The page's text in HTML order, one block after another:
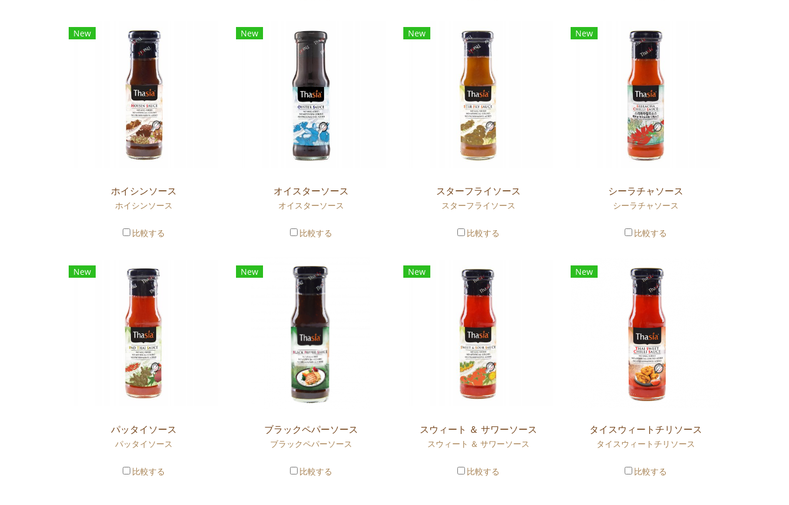
New
ホイシンソース
ホイシンソース
比較する
New
オイスターソース
オイスターソース
比較する
New
スターフライソース
スターフライソース
比較する
New
シーラチャソース
シーラチャソース
比較する
New
パッタイソース
パッタイソース
比較する
New
ブラックペパーソース
ブラックペパーソース
比較する
New
スウィート ＆ サワーソース
スウィート ＆ サワーソース
比較する
New
タイスウィートチリソース
タイスウィートチリソース
比較する